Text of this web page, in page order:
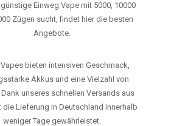
Einweg Vape mit 5000, 10000
Zügen sucht, findet hier die besten
Angebote.
bieten intensiven Geschmack,
Akkus und eine Vielzahl von
unseres schnellen Versands aus
die Lieferung in Deutschland innerhalb
weniger Tage gewährleistet.